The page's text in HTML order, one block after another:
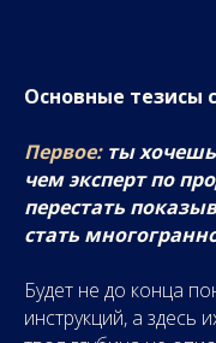
Основные тезисы
Первое: ты
чем эксперт по
перестать
стать
Будет не до конца
инструкций, а здесь